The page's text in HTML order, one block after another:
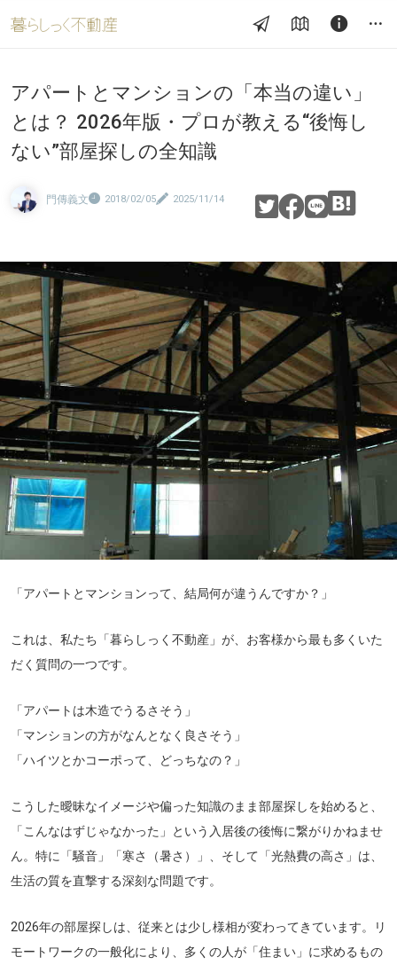
アパートとマンションの「本当の違い」
とは？ 2026年版・プロが教える“後悔し
ない”部屋探しの全知識
門傳義文 2018/02/05 2025/11/14
「アパートとマンションって、結局何が違うんですか？」
これは、私たち「暮らしっく不動産」が、お客様から最も多くいた
だく質問の一つです。
「アパートは木造でうるさそう」
「マンションの方がなんとなく良さそう」
「ハイツとかコーポって、どっちなの？」
こうした曖昧なイメージや偏った知識のまま部屋探しを始めると、
「こんなはずじゃなかった」という入居後の後悔に繋がりかねませ
ん。特に「騒音」「寒さ（暑さ）」、そして「光熱費の高さ」は、
生活の質を直撃する深刻な問題です。
2026年の部屋探しは、従来とは少し様相が変わってきています。リ
モートワークの一般化により、多くの人が「住まい」に求めるもの